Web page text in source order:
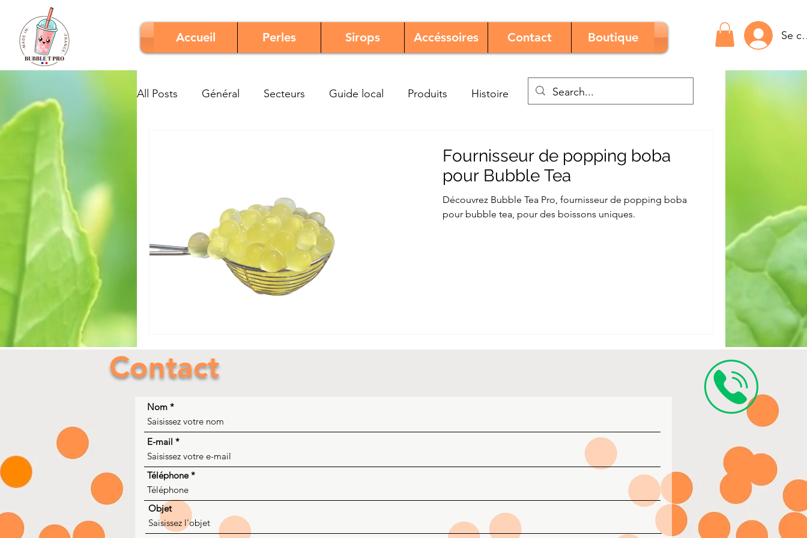
Accueil Perles Sirops Accéssoires Contact Boutique Se
All Posts Général Secteurs Guide local Produits Histoire
Fournisseur de popping boba
pour Bubble Tea
Découvrez Bubble Tea Pro, fournisseur de popping boba
pour bubble tea, pour des boissons uniques.
Contact
Nom
E-mail
Téléphone
Objet